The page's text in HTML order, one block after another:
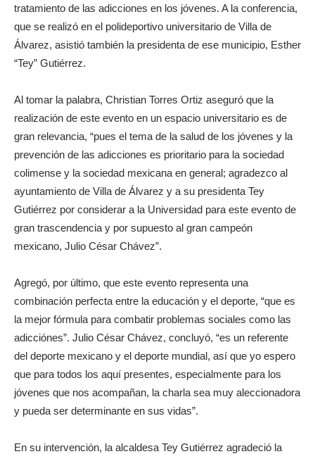
tratamiento de las adicciones en los jóvenes. A la conferencia,
que se realizó en el polideportivo universitario de Villa de
Álvarez, asistió también la presidenta de ese municipio, Esther
“Tey” Gutiérrez.
Al tomar la palabra, Christian Torres Ortiz aseguró que la
realización de este evento en un espacio universitario es de
gran relevancia, “pues el tema de la salud de los jóvenes y la
prevención de las adicciones es prioritario para la sociedad
colimense y la sociedad mexicana en general; agradezco al
ayuntamiento de Villa de Álvarez y a su presidenta Tey
Gutiérrez por considerar a la Universidad para este evento de
gran trascendencia y por supuesto al gran campeón
mexicano, Julio César Chávez”.
Agregó, por último, que este evento representa una
combinación perfecta entre la educación y el deporte, “que es
la mejor fórmula para combatir problemas sociales como las
adicciónes”. Julio César Chávez, concluyó, “es un referente
del deporte mexicano y el deporte mundial, así que yo espero
que para todos los aquí presentes, especialmente para los
jóvenes que nos acompañan, la charla sea muy aleccionadora
y pueda ser determinante en sus vidas”.
En su intervención, la alcaldesa Tey Gutiérrez agradeció la